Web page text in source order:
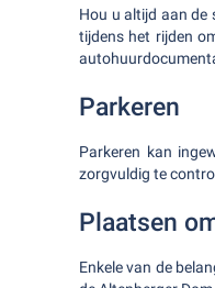
Hou u altijd aan de
tijdens het rijden
Parkeren
Parkeren kan
zorgvuldig te
Plaatsen
Enkele van de